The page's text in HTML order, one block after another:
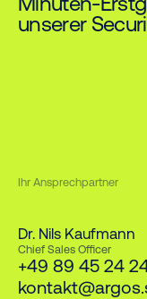
unserer
Ihr Ansprechpartner
Dr. Nils Kaufmann
Chief Sales Officer
+49 89 45 24